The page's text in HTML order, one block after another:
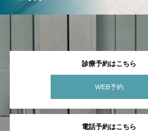
診療予約はこちら
WEB予約
電話予約はこちら